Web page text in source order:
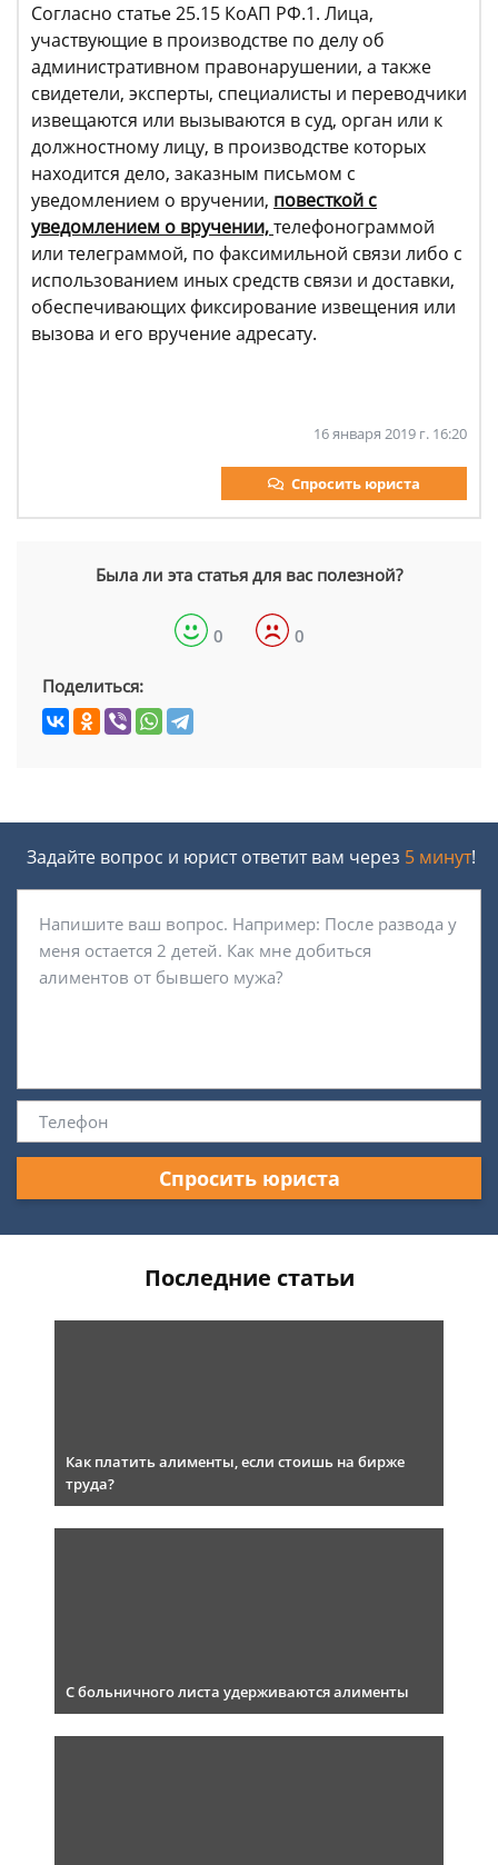
Согласно статье 25.15 КоАП РФ.1. Лица,
участвующие в производстве по делу об
административном правонарушении, а также
свидетели, эксперты, специалисты и переводчики
извещаются или вызываются в суд, орган или к
должностному лицу, в производстве которых
находится дело, заказным письмом с
уведомлением о вручении, повесткой с
уведомлением о вручении,телефонограммой
или телеграммой, по факсимильной связи либо с
использованием иных средств связи и доставки,
обеспечивающих фиксирование извещения или
вызова и его вручение адресату.
16 января 2019 г. 16:20
Спросить юриста
Была ли эта статья для вас полезной?
0 0
Поделиться:
Задайте вопрос и юрист ответит вам через 5 минут!
Спросить юриста
Последние статьи
Как платить алименты, если стоишь на бирже
труда?
С больничного листа удерживаются алименты